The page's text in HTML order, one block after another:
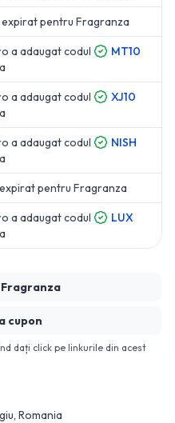
Fragranza
cupon
dați click pe linkurile din acest
Romania
expirat pentru Fragranza
a adaugat codul
MT10
a adaugat codul
XJ10
a adaugat codul
NISH
pentru Fragranza
a adaugat codul
LUX